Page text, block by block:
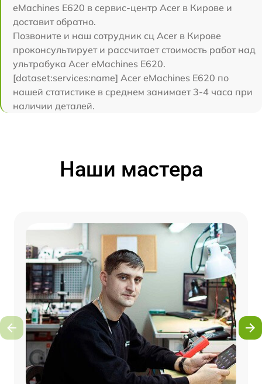
eMachines E620 в сервис-центр Acer в Кирове и
доставит обратно.
Позвоните и наш сотрудник сц Acer в Кирове
проконсультирует и рассчитает стоимость работ над
ультрабука Acer eMachines E620.
[dataset:services:name] Acer eMachines E620 по
нашей статистике в среднем занимает 3-4 часа при
наличии деталей.
Наши мастера